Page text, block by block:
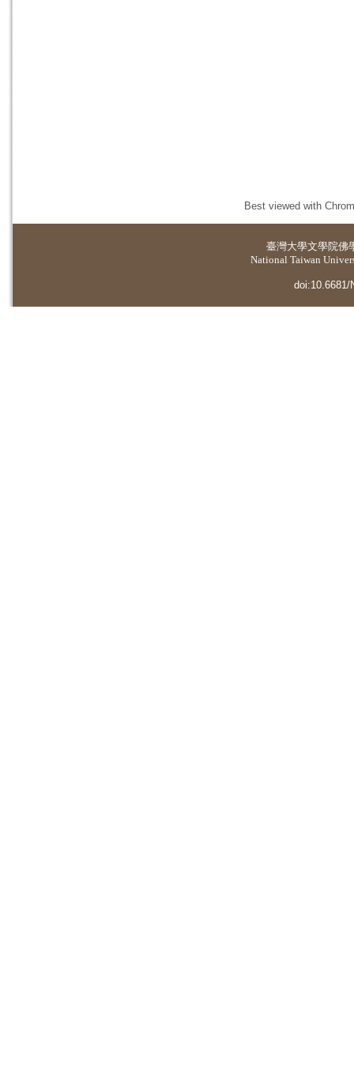
Best viewed with
臺灣大學文學院佛
National Taiwan
doi:10.6681/